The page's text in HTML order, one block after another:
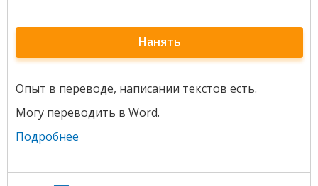
Нанять
Опыт в переводе, написании текстов есть.
Могу переводить в Word.
Подробнее